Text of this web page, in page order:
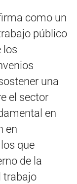
como un
público
los
una
el sector
en
en
que
de la
trabajo